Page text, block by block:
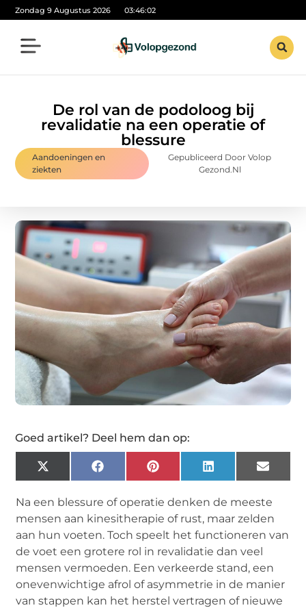
Zondag 9 Augustus 2026 03:46:04
De rol van de podoloog bij
revalidatie na een operatie of
blessure
Aandoeningen en
ziekten
Gepubliceerd Door Volop
Gezond.nl
Goed artikel? Deel hem dan op:
X
(Twitter)
FacebookPinterestLinkedInEmail
Na een blessure of operatie denken de meeste
mensen aan kinesitherapie of rust, maar zelden
aan hun voeten. Toch speelt het functioneren van
de voet een grotere rol in revalidatie dan veel
mensen vermoeden. Een verkeerde stand, een
onevenwichtige afrol of asymmetrie in de manier
van stappen kan het herstel vertragen of nieuwe